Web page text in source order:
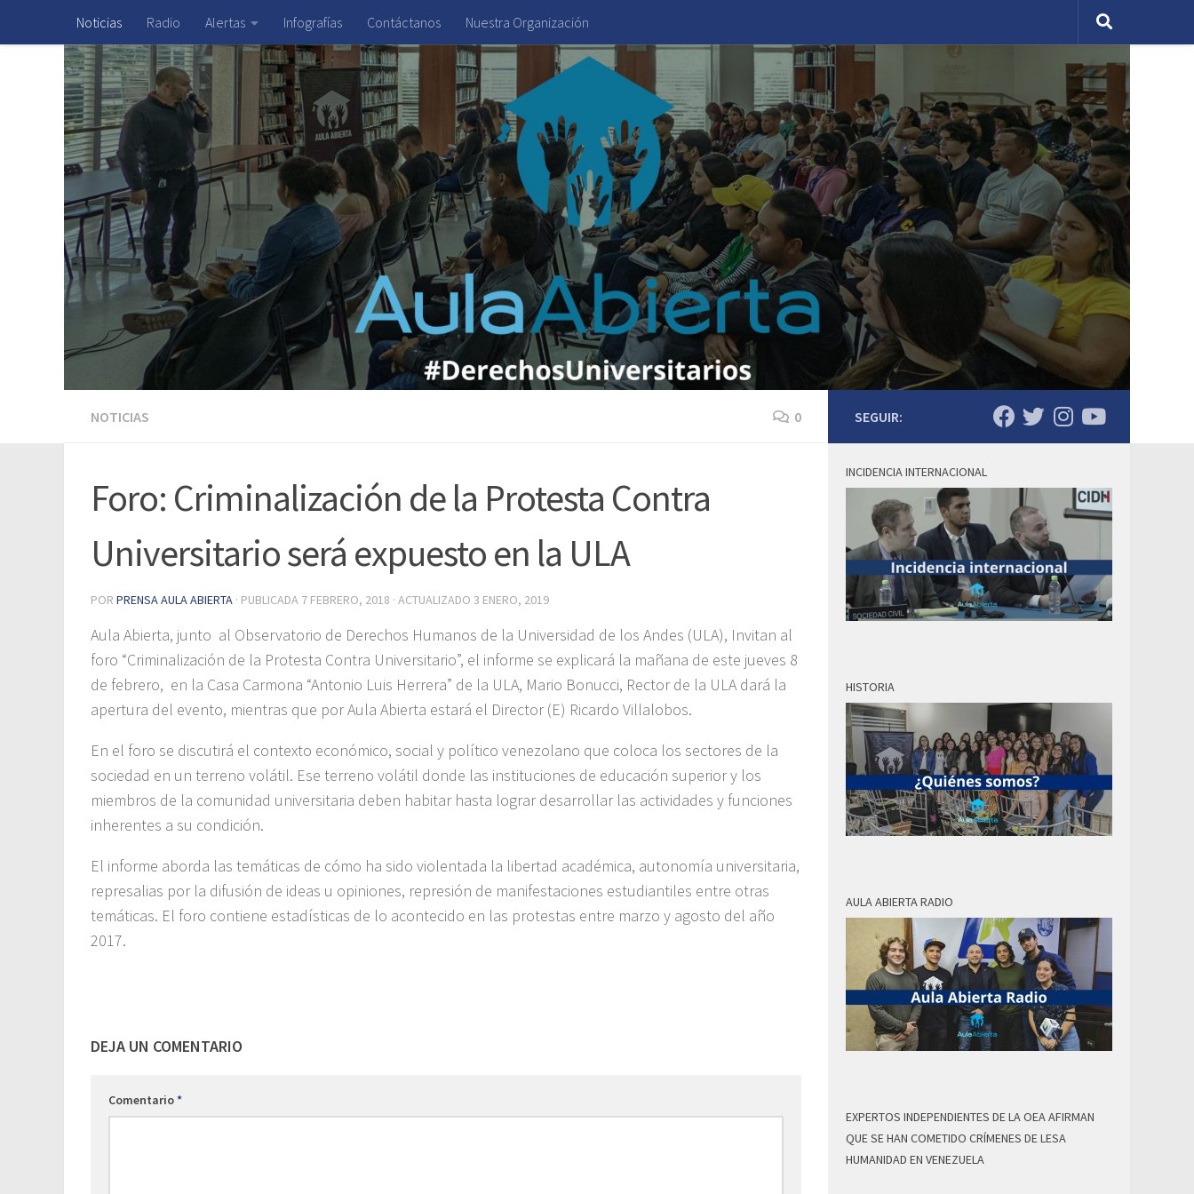
Saltar al contenido
Noticias Radio Alertas Infografías Contáctanos Nuestra Organización
NOTICIAS 0
Foro: Criminalización de la Protesta Contra
Universitario será expuesto en la ULA
POR PRENSA AULA ABIERTA · PUBLICADA 7 FEBRERO, 2018 · ACTUALIZADO 3 ENERO, 2019
Aula Abierta, junto al Observatorio de Derechos Humanos de la Universidad de los Andes (ULA), Invitan al
foro “Criminalización de la Protesta Contra Universitario”, el informe se explicará la mañana de este jueves 8
de febrero, en la Casa Carmona “Antonio Luis Herrera” de la ULA, Mario Bonucci, Rector de la ULA dará la
apertura del evento, mientras que por Aula Abierta estará el Director (E) Ricardo Villalobos.
En el foro se discutirá el contexto económico, social y político venezolano que coloca los sectores de la
sociedad en un terreno volátil. Ese terreno volátil donde las instituciones de educación superior y los
miembros de la comunidad universitaria deben habitar hasta lograr desarrollar las actividades y funciones
inherentes a su condición.
El informe aborda las temáticas de cómo ha sido violentada la libertad académica, autonomía universitaria,
represalias por la difusión de ideas u opiniones, represión de manifestaciones estudiantiles entre otras
temáticas. El foro contiene estadísticas de lo acontecido en las protestas entre marzo y agosto del año
2017.
DEJA UN COMENTARIO
Comentario*
SEGUIR:
INCIDENCIA INTERNACIONAL
HISTORIA
AULA ABIERTA RADIO
EXPERTOS INDEPENDIENTES DE LA OEA AFIRMAN
QUE SE HAN COMETIDO CRÍMENES DE LESA
HUMANIDAD EN VENEZUELA